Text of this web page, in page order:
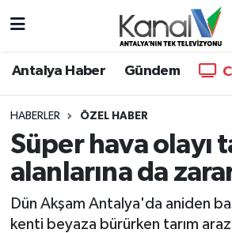
Antalya Haber Gündem
HABERLER ÖZEL HABER
Süper hava olayı
alanlarına da
Dün Akşam Antalya'da aniden
kenti beyaza bürürken tarım
Antalya Haber
Dünya
Eğitim
Ekonomi
Hava Durumu
Trafik Durumu
Süper Lig Puan Durumu ve
Tüm Manşetler